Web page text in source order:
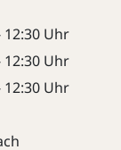
12:30 Uhr
12:30 Uhr
12:30 Uhr